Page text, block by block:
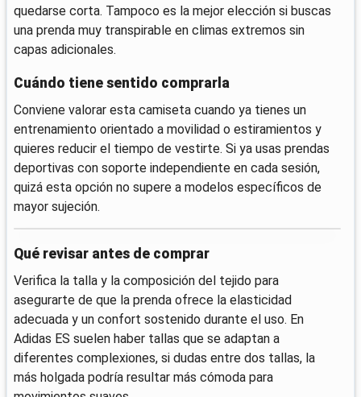
quedarse corta. Tampoco es la mejor elección si buscas
una prenda muy transpirable en climas extremos sin
capas adicionales.
Cuándo tiene sentido comprarla
Conviene valorar esta camiseta cuando ya tienes un
entrenamiento orientado a movilidad o estiramientos y
quieres reducir el tiempo de vestirte. Si ya usas prendas
deportivas con soporte independiente en cada sesión,
quizá esta opción no supere a modelos específicos de
mayor sujeción.
Qué revisar antes de comprar
Verifica la talla y la composición del tejido para
asegurarte de que la prenda ofrece la elasticidad
adecuada y un confort sostenido durante el uso. En
Adidas ES suelen haber tallas que se adaptan a
diferentes complexiones, si dudas entre dos tallas, la
más holgada podría resultar más cómoda para